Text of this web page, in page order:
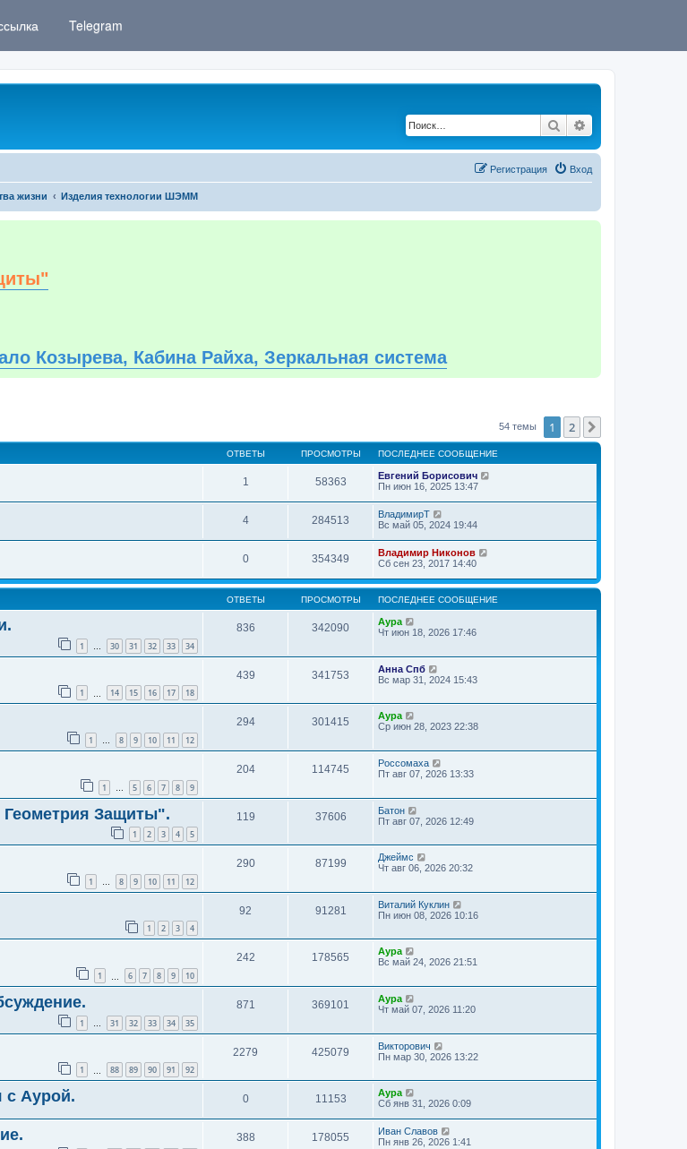
Telegram
Поиск
Вход
Регистрация
жизни Изделия технологии ШЭММ
Козырева, Кабина Райха, Зеркальная система
54 темы 1 2
ОТВЕТЫ ПРОСМОТРЫ ПОСЛЕДНЕЕ СООБЩЕНИЕ
1 58363
Евгений Борисович
Пн июн 16, 2025 13:47
4 284513
ВладимирТ
Вс май 05, 2024 19:44
0 354349
Владимир Никонов
Сб сен 23, 2017 14:40
ОТВЕТЫ ПРОСМОТРЫ ПОСЛЕДНЕЕ СООБЩЕНИЕ
1 … 30 31 32 33 34
836 342090
Аура
Чт июн 18, 2026 17:46
1 14 15 16 17 18
439 341753
Анна Спб
Вс мар 31, 2024 15:43
1 … 8 9 10 11 12
294 301415
Аура
Ср июн 28, 2023 22:38
1 … 5 6 7 8 9
204 114745
Россомаха
Пт авг 07, 2026 13:33
Геометрия Защиты".
1 2 3 4 5
119 37606
Батон
Пт авг 07, 2026 12:49
1 … 8 9 10 11 12
290 87199
Джеймс
Чт авг 06, 2026 20:32
1 2 3 4
92 91281
Виталий Куклин
Пн июн 08, 2026 10:16
1 6 7 8 9 10
242 178565
Аура
Вс май 24, 2026 21:51
1 … 31 32 33 34 35
871 369101
Аура
Чт май 07, 2026 11:20
1 88 89 90 91 92
2279 425079
Викторович
Пн мар 30, 2026 13:22
с Аурой. 0 11153
Аура
Сб янв 31, 2026 0:09
388 178055
Иван Славов
Пн янв 26, 2026 1:41